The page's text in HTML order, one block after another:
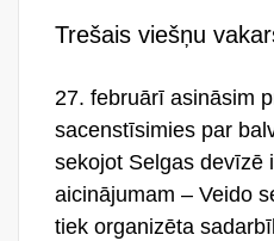
Trešais viešņu
27. februārī asināsim
sacenstīsimies par
sekojot Selgas devīzē
aicinājumam – Veido
tiek organizēta